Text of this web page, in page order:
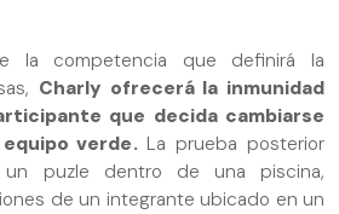
la competencia que definirá la
Charly ofrecerá la inmunidad
que decida cambiarse
verde.La prueba posterior
un puzle dentro de una piscina,
de un integrante ubicado en un